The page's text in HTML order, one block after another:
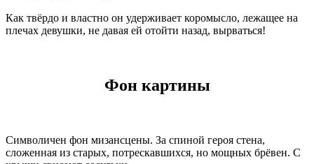
Как твёрдо и властно он удерживает коромысло, лежащее на
плечах девушки, не давая ей отойти назад, вырваться!
Фон картины
Символичен фон мизансцены. За спиной героя стена,
сложенная из старых, потрескавшихся, но мощных брёвен. С